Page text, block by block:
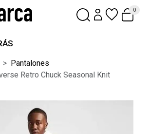
0
Pantalones
Retro Chuck Seasonal Knit